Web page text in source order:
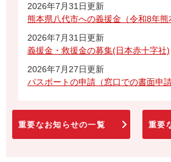
2026年7月31日更新
熊本県八代市への義援金（令和8年熊
2026年7月31日更新
義援金・救援金の募集(日本赤十字社)
2026年7月27日更新
パスポートの申請（窓口での書面申請
重要なお知らせの一覧 重要